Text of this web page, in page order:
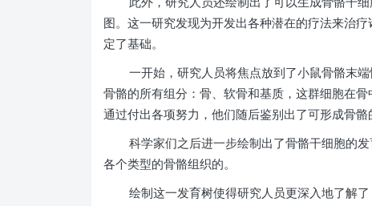
图。这一研究发现为开发出各种潜在的疗法来治
定了基础。
一开始，研究人员将焦点放到了小鼠骨骼末
骨骼的所有组分：骨、软骨和基质，这群细胞在
通过付出各项努力，他们随后鉴别出了可形成骨骼
科学家们之后进一步绘制出了骨骼干细胞的
各个类型的骨骼组织的。
绘制这一发育树使得研究人员更深入地了解